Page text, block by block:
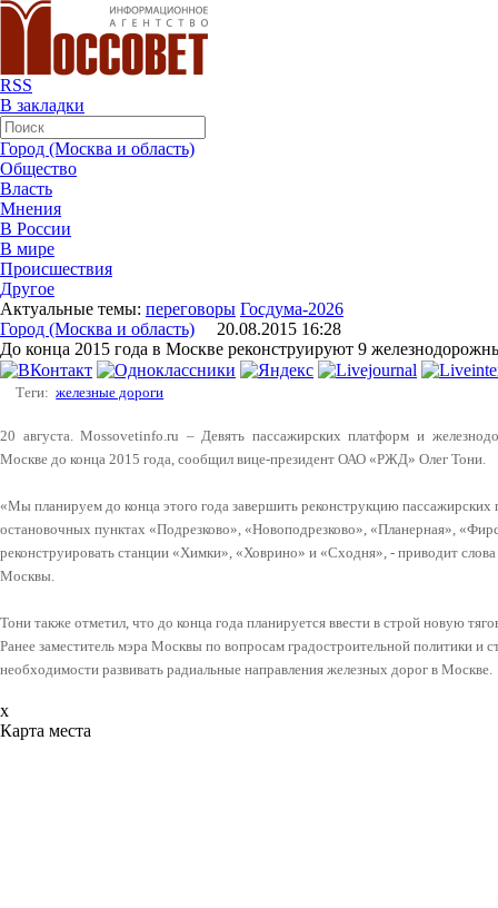
RSS
В закладки
Город (Москва и область)
Общество
Власть
Мнения
В России
В мире
Происшествия
Другое
Актуальные темы: переговоры Госдума-2026
Город (Москва и область) 20.08.2015 16:28
До конца 2015 года в Москве реконструируют 9
Теги: железные дороги
20 августа. Mossovetinfo.ru – Девять пассажирских платформ и
Москве до конца 2015 года, сообщил вице-президент ОАО «РЖД» Олег Тони.
«Мы планируем до конца этого года завершить реконструкцию
остановочных пунктах «Подрезково», «Новоподрезково», «Планерная»,
реконструировать станции «Химки», «Ховрино» и «Сходня», - приводит
Москвы.
Тони также отметил, что до конца года планируется ввести в строй новую
Ранее заместитель мэра Москвы по вопросам градостроительной политики и
необходимости развивать радиальные направления железных дорог в Москве.
x
Карта места